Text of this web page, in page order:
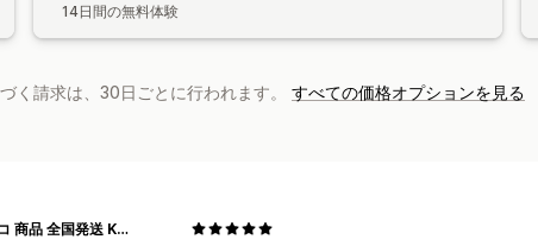
14日間の無料体験
く請求は、30日ごとに行われます。 すべての価格オプションを見る
コストコ 商品 全国発送 KOCOSTORE 神奈川県鎌倉市